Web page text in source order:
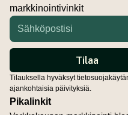
markkinointivinkit
Tilauksella hyväksyt
ajankohtaisia päivityksiä.
Pikalinkit